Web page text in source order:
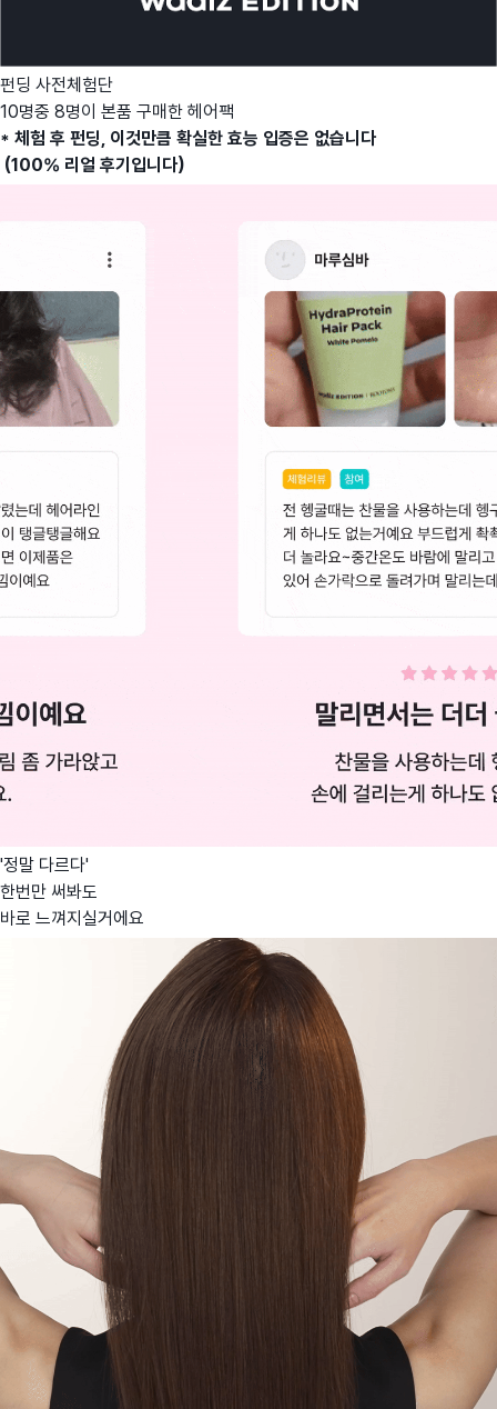
펀딩 사전체험단
10명중 8명이 본품 구매한 헤어팩
* 체험 후 펀딩, 이것만큼 확실한 효능 입증은 없습니다
(100% 리얼 후기입니다)
'정말 다르다'
한번만 써봐도
바로 느껴지실거에요